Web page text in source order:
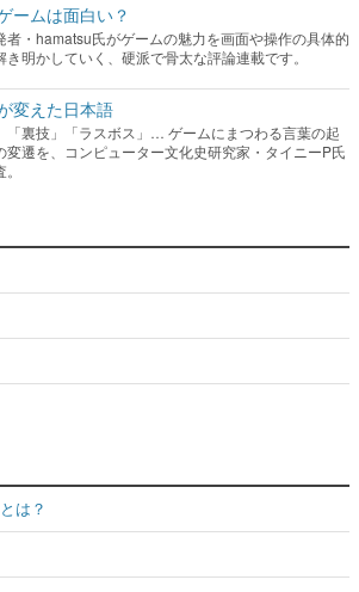
ームは面白い？
者・hamatsu氏がゲームの魅力を画面や操作の具体的
き明かしていく、硬派で骨太な評論連載です。
変えた日本語
「裏技」「ラスボス」… ゲームにまつわる言葉の起
変遷を、コンピューター文化史研究家・タイニーP氏
は？